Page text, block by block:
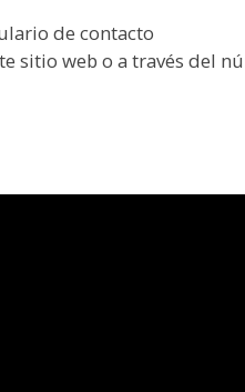
de contacto
sitio web o a través del